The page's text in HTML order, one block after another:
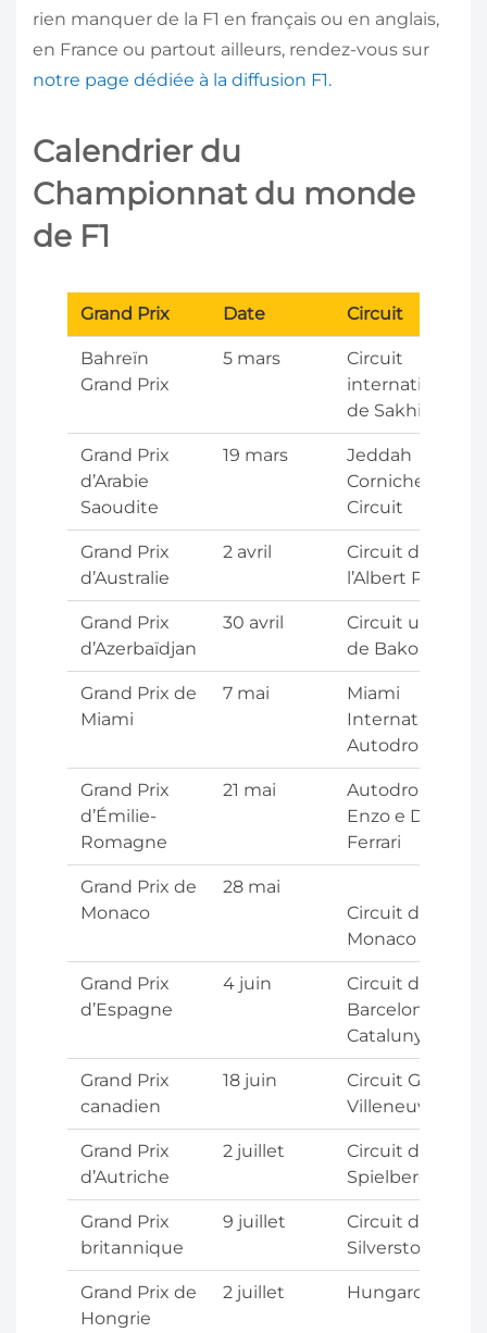
rien manquer de la F1 en français ou en anglais,
en France ou partout ailleurs, rendez-vous sur
notre page dédiée à la diffusion F1.
Calendrier du
Championnat du monde
de F1
Grand Prix Date Circuit
Bahreïn
Grand Prix
5 mars
Circuit
international
de Sakhir
Grand Prix
d’Arabie
Saoudite
19 mars
Jeddah
Corniche
Circuit
Grand Prix
d’Australie
2 avril
Circuit de
l’Albert Park
Grand Prix
d’Azerbaïdjan
30 avril
Circuit urbain
de Bakou
Grand Prix de
Miami
7 mai
Miami
International
Autodrome
Grand Prix
d’Émilie-
Romagne
21 mai
Autodromo
Enzo e Dino
Ferrari
Grand Prix de
Monaco
28 mai
Circuit de
Monaco
Grand Prix
d’Espagne
4 juin
Circuit de
Barcelona-
Catalunya
Grand Prix
canadien
18 juin
Circuit Gilles-
Villeneuve
Grand Prix
d’Autriche
2 juillet
Circuit de
Spielberg
Grand Prix
britannique
9 juillet
Circuit de
Silverstone
Grand Prix de
Hongrie
2 juillet Hungaroring